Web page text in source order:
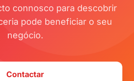
connosco para descobrir
pode beneficiar o seu
negócio.
Contactar